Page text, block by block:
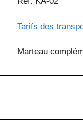
Tarifs des
Marteau